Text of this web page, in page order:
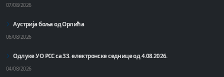
07/08/2026
Аустрија боља од Орлића
06/08/2026
Одлуке УО РСС са 33. електронске седнице од 4.08.2026.
04/08/2026